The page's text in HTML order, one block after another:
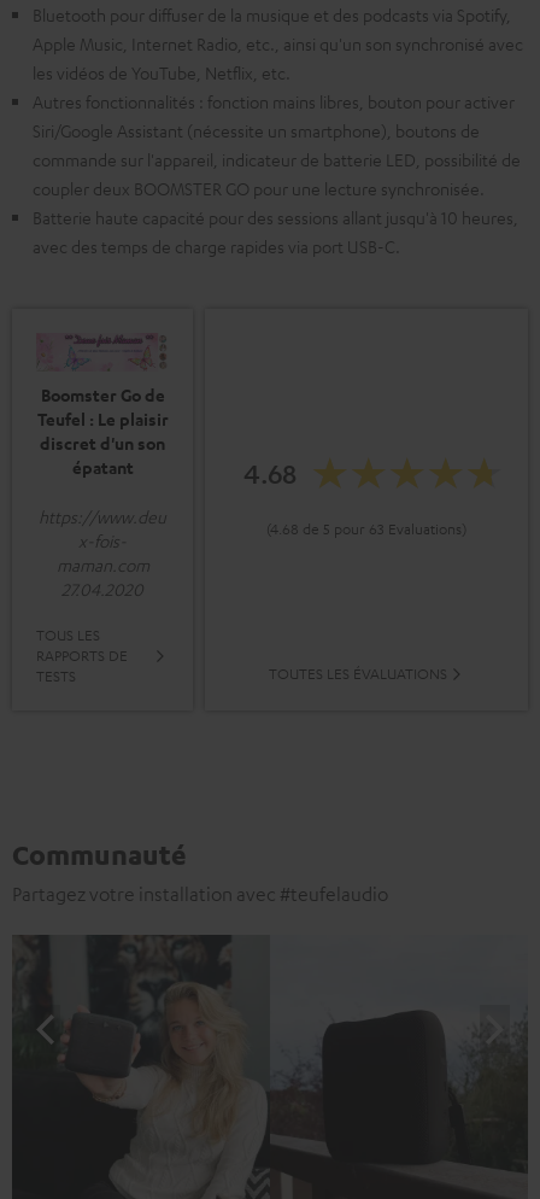
Bluetooth pour diffuser de la musique et des podcasts via Spotify,
Apple Music, Internet Radio, etc., ainsi qu'un son synchronisé avec
les vidéos de YouTube, Netflix, etc.
Autres fonctionnalités : fonction mains libres, bouton pour activer
Siri/Google Assistant (nécessite un smartphone), boutons de
commande sur l'appareil, indicateur de batterie LED, possibilité de
coupler deux BOOMSTER GO pour une lecture synchronisée.
Batterie haute capacité pour des sessions allant jusqu'à 10 heures,
avec des temps de charge rapides via port USB-C.
Boomster Go de
Teufel : Le plaisir
discret d'un son
épatant
https://www.deu
x-fois-
maman.com
27.04.2020
TOUS LES
RAPPORTS DE
TESTS
4.68
(4.68 de 5 pour 63 Evaluations)
TOUTES LES ÉVALUATIONS
Communauté
Partagez votre installation avec #teufelaudio